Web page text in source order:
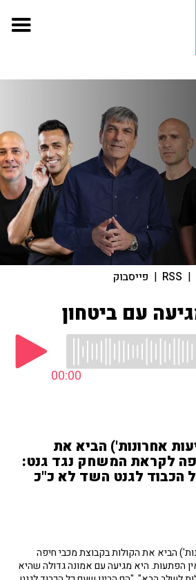
|
RSS
| פייסבוק
עם ביטחון
00:00
אחרונות') הביא את
לקראת המשחק נגד גנט:
הכבוד לגנט השד לא כ"כ
הביא את הקולות בקבוצת מכבי חיפה
הפתעות. היא מגיעה עם אמונה גדולה שהיא